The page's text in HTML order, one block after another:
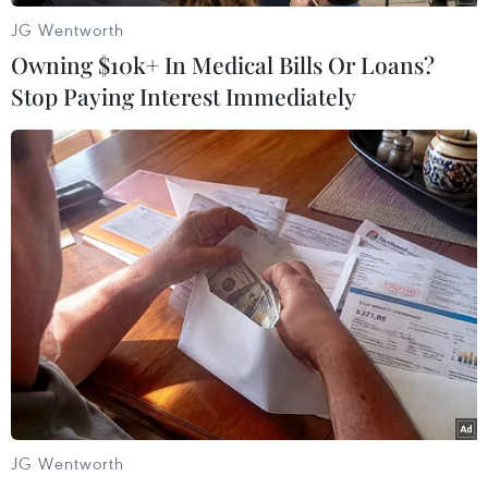
Hồi tháng 1, hãng công nghệ khổng lồ này đã
buộc các ứng dụng phải hiển thị toàn bộ chi phí
sử dụng cho người dùng trước khi đăng ký thuê
bao để ngăn chặn các đăng ký trong những ứng
dụng được cho là lừa đảo người dùng.
Tính năng này cũng sẽ hữu ích trong việc hạn
chế các trò gian lận qua tính năng Touch ID trên
iPhone, khi nhiều ứng dụng lợi dụng người
JG Wentworth
Owning $10k+ In Medical Bills Or Loans?
Stop Paying Interest Immediately
JG Wentworth